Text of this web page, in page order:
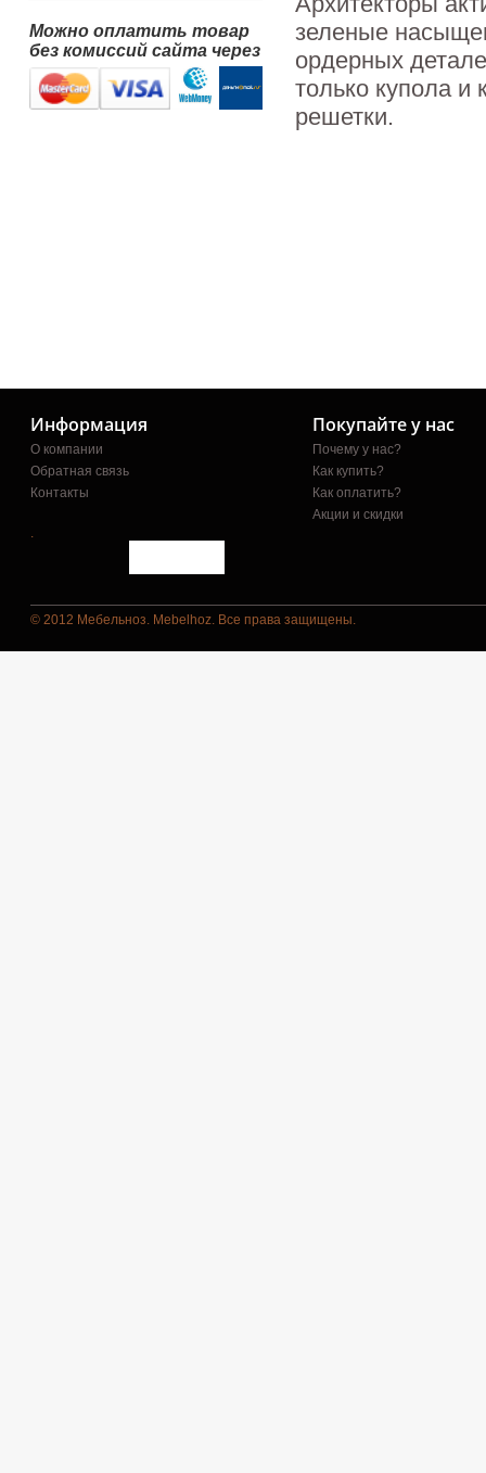
зеленые
ордерных
только купола и
решетки.
Можно оплатить товар
без комиссий сайта через
Информация
О компании
Обратная связь
Контакты
Покупайте у нас
Почему у нас?
Как купить?
Как оплатить?
Акции и скидки
.
© 2012 Мебельноз. Mebelhoz. Все права защищены.